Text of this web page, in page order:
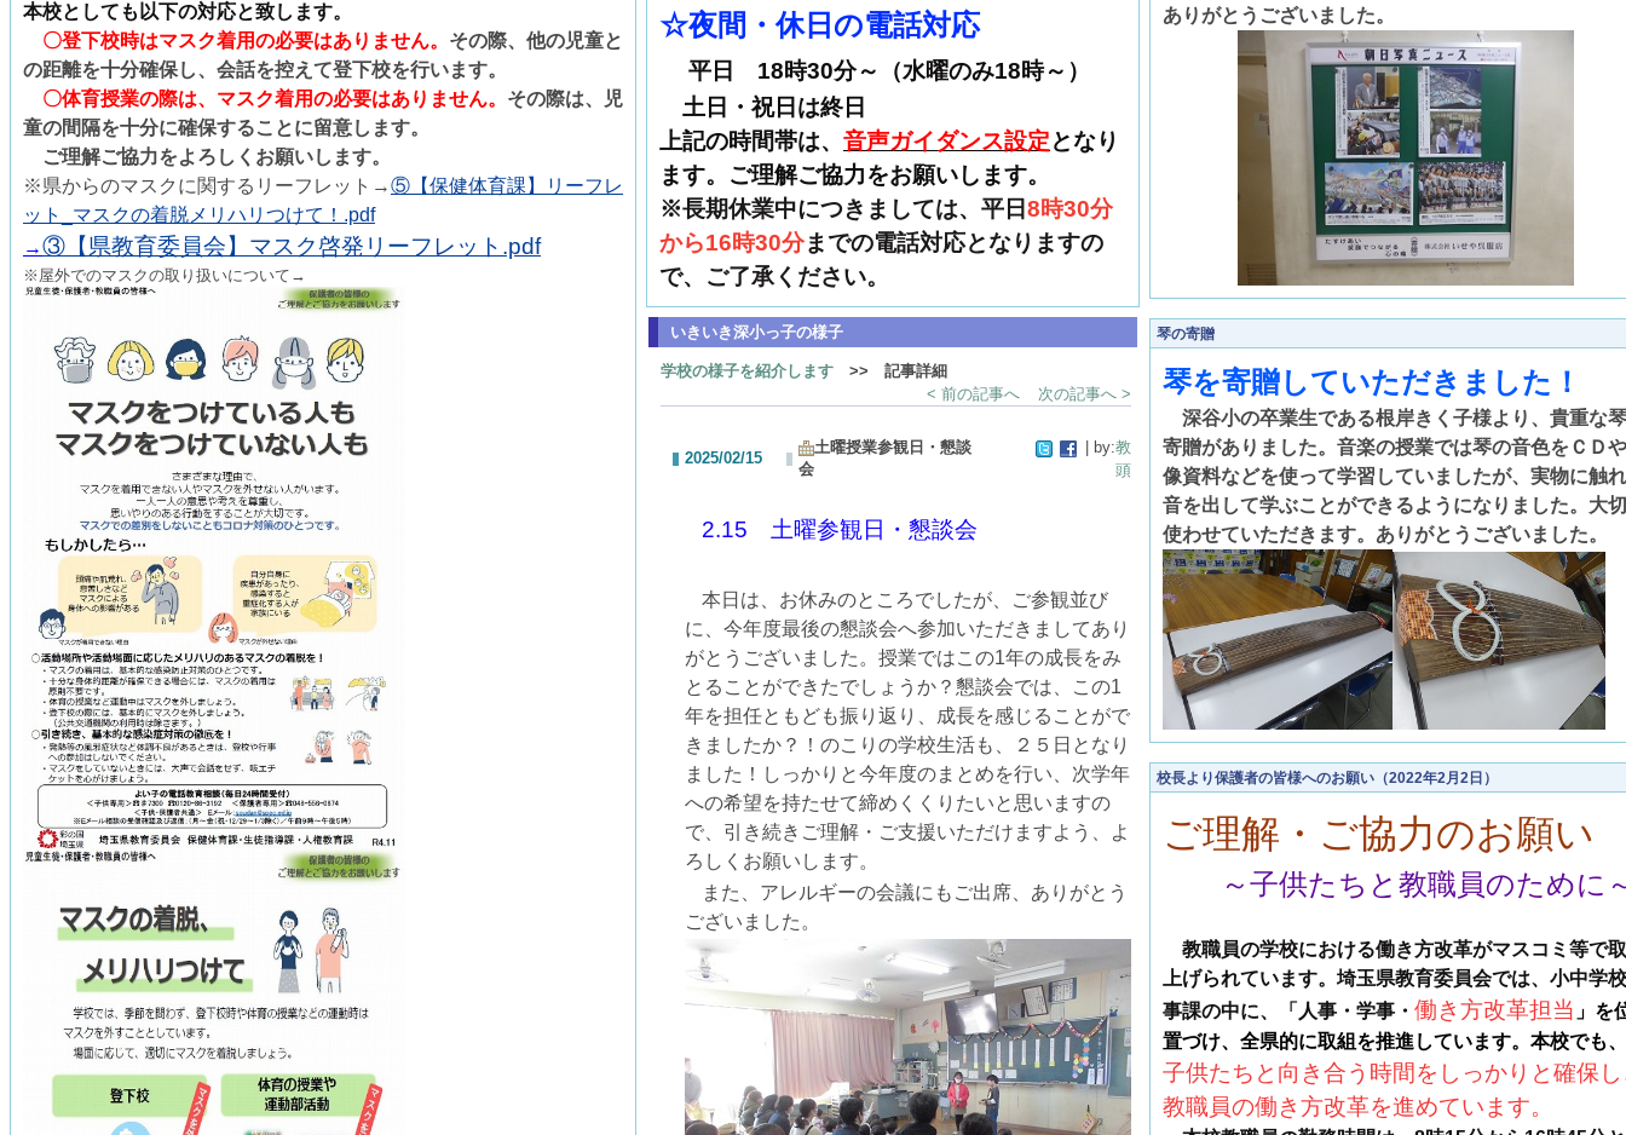
本校としても以下の対応と致します。
〇登下校時はマスク着用の必要はありません。 その際、他の児童と
の距離を十分確保し、会話を控えて登下校を行います。
〇体育授業の際は、マスク着用の必要はありません。 その際は、児
童の間隔を十分に確保することに留意します。
ご理解ご協力をよろしくお願いします。
※県からのマスクに関するリーフレット→⑤【保健体育課】リーフレ
ット_マスクの着脱メリハリつけて！.pdf
→③【県教育委員会】マスク啓発リーフレット.pdf
※屋外でのマスクの取り扱いについて→
☆夜間・休日の電話対応
平日 18時30分～（水曜のみ18時～）
土日・祝日は終日
上記の時間帯は、 音声ガイダンス設定となり
ます。ご理解ご協力をお願いします。
※長期休業中につきましては、平日8時30分
から16時30分までの電話対応となりますの
で、ご了承ください。
いきいき深小っ子の様子
学校の様子を紹介します >> 記事詳細
< 前の記事へ
次の記事へ >
2025/02/15
土曜授業参観日・懇談
会
| by:教
頭
2.15 土曜参観日・懇談会
本日は、お休みのところでしたが、ご参観並び
に、今年度最後の懇談会へ参加いただきましてあり
がとうございました。授業ではこの1年の成長をみ
とることができたでしょうか？懇談会では、この1
年を担任ともども振り返り、成長を感じることがで
きましたか？！のこりの学校生活も、２５日となり
ました！しっかりと今年度のまとめを行い、次学年
への希望を持たせて締めくくりたいと思いますの
で、引き続きご理解・ご支援いただけますよう、よ
ろしくお願いします。
また、アレルギーの会議にもご出席、ありがとう
ございました。
ありがとうございました。
琴の寄贈
琴を寄贈していただきました！
深谷小の卒業生である根岸きく子様より、貴重な
寄贈がありました。音楽の授業では琴の音色をＣＤ
像資料などを使って学習していましたが、実物に触
音を出して学ぶことができるようになりました。大
使わせていただきます。ありがとうございました。
校長より保護者の皆様へのお願い（2022年2月2日）
ご理解・ご協力のお願い
～子供たちと教職員のために
教職員の学校における働き方改革がマスコミ等で
上げられています。埼玉県教育委員会では、小中学
事課の中に、「人事・学事・ 働き方改革担当 」を
置づけ、全県的に取組を推進しています。本校でも、
子供たちと向き合う時間をしっかりと確保
教職員の働き方改革を進めています。